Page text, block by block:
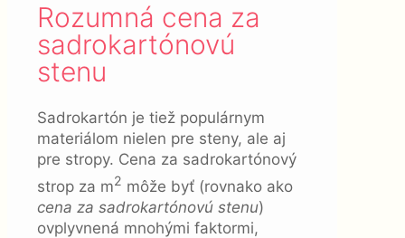
Rozumná cena za
sadrokartónovú
stenu
Sadrokartón je tiež populárnym
materiálom nielen pre steny, ale aj
pre stropy. Cena za sadrokartónový
strop za m2 môže byť (rovnako ako
cena za sadrokartónovú stenu)
ovplyvnená mnohými faktormi,